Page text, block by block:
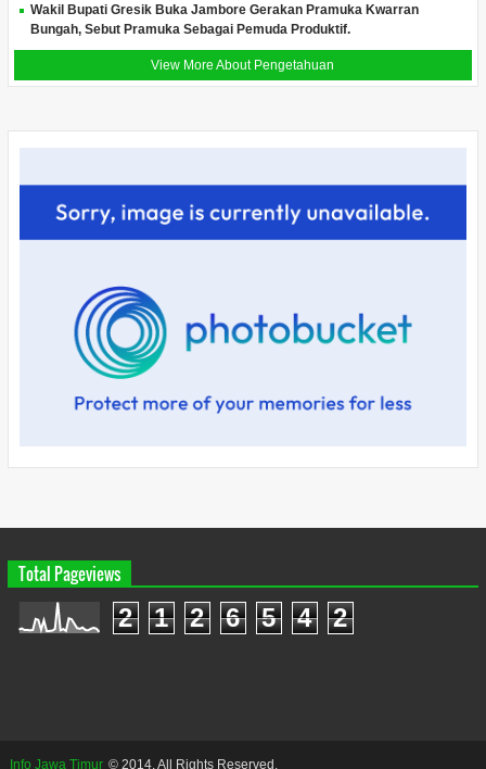
Wakil Bupati Gresik Buka Jambore Gerakan Pramuka Kwarran
Bungah, Sebut Pramuka Sebagai Pemuda Produktif.
View More About Pengetahuan
Total Pageviews
2 1 2 6 5 4 2
Info Jawa Timur © 2014. All Rights Reserved.